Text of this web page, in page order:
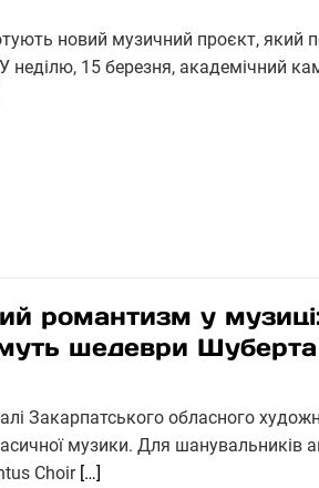
новий музичний проєкт, який
неділю, 15 березня, академічний
романтизм у
шедеври
Закарпатського обласного
музики. Для шанувальників
Choir […]